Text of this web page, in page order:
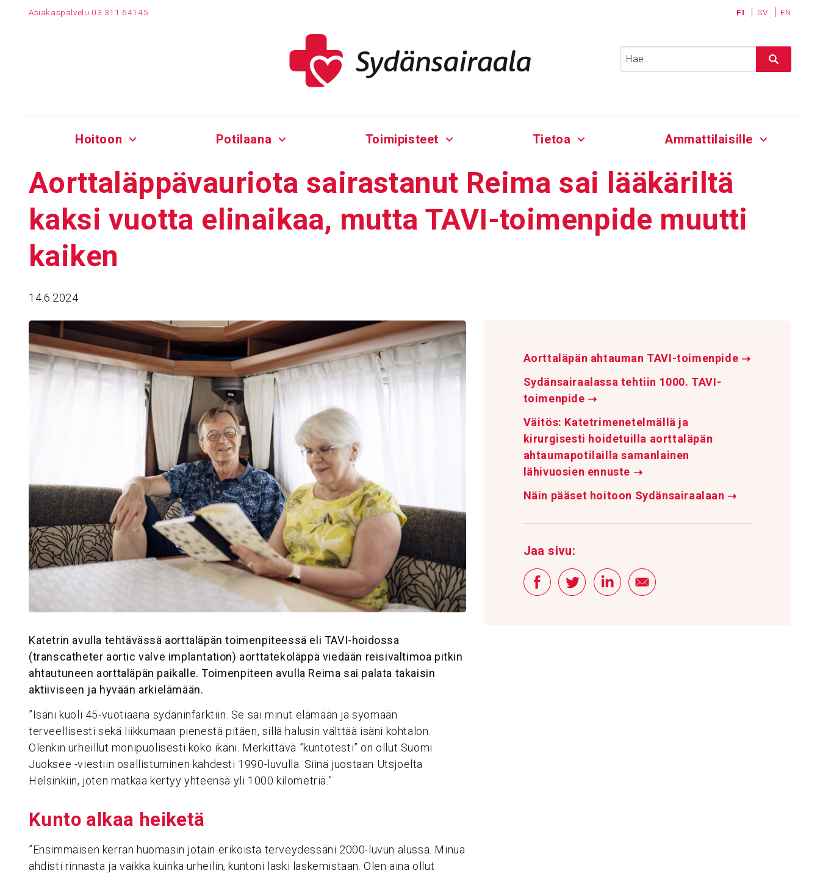
Asiakaspalvelu 03 311 64145 FI SV EN
Hoitoon Potilaana Toimipisteet Tietoa Ammattilaisille
Aort­ta­läp­pä­vau­riota sairas­tanut Reima sai lääkä­riltä
kaksi vuotta elin­aikaa, mutta TAVI-toimen­pide muutti
kaiken
14.6.2024
Katetrin avulla tehtävässä aorttaläpän toimenpiteessä eli TAVI-hoidossa
(transcatheter aortic valve implantation) aorttatekoläppä viedään reisivaltimoa pitkin
ahtautuneen aorttaläpän paikalle. Toimenpiteen avulla Reima sai palata takaisin
aktiiviseen ja hyvään arkielämään.
”Isäni kuoli 45-vuotiaana sydäninfarktiin. Se sai minut elämään ja syömään
terveellisesti sekä liikkumaan pienestä pitäen, sillä halusin välttää isäni kohtalon.
Olenkin urheillut monipuolisesti koko ikäni. Merkittävä ”kuntotesti” on ollut Suomi
Juoksee -viestiin osallistuminen kahdesti 1990-luvulla. Siinä juostaan Utsjoelta
Helsinkiin, joten matkaa kertyy yhteensä yli 1000 kilometriä.”
Kunto alkaa heiketä
”Ensimmäisen kerran huomasin jotain erikoista terveydessäni 2000-luvun alussa. Minua
ahdisti rinnasta ja vaikka kuinka urheilin, kuntoni laski laskemistaan. Olen aina ollut
Aorttaläpän ahtauman TAVI-toimenpide ➝
Sydänsairaalassa tehtiin 1000. TAVI-
toimenpide ➝
Väitös: Katetrimenetelmällä ja
kirurgisesti hoidetuilla aorttaläpän
ahtaumapotilailla samanlainen
lähivuosien ennuste ➝
Näin pääset hoitoon Sydänsairaalaan ➝
Jaa sivu: